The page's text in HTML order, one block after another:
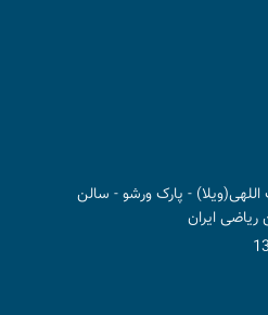
اللهی(ویلا) - پارک ورشو - سالن
ایران